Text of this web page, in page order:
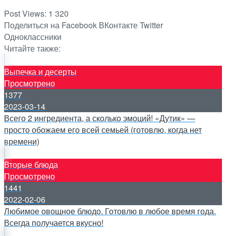
Post Views: 1 320
Поделиться на Facebook ВКонтактеTwitter
Одноклассники
Читайте также:
Выпечка и десерты
Просмотрено
1377
2023-03-14
Всего 2 ингредиента, а сколько эмоций! «Дутик» —
просто обожаем его всей семьей (готовлю, когда нет
времени)
Вторые блюда
Просмотрено
1441
2022-02-06
Любимое овощное блюдо. Готовлю в любое время года.
Всегда получается вкусно!